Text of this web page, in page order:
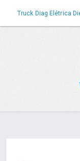
Truck Diag Elétrica